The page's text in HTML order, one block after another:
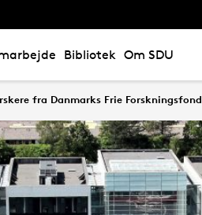
Bibliotek Om SDU
fra Danmarks Frie Forskningsfond